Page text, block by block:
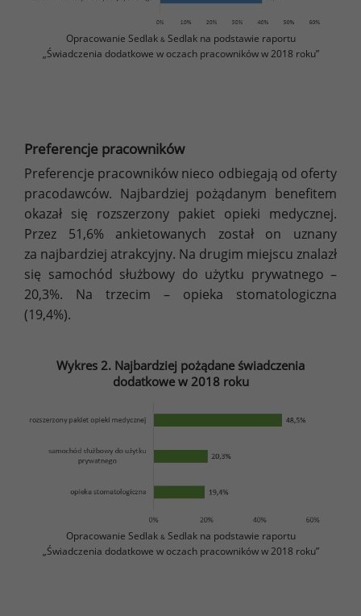
Opracowanie Sedlak &Sedlak na podstawie raportu
„Świadczenia dodatkowe w oczach pracowników w 2018 roku”
Preferencje pracowników
Preferencje pracowników nieco odbiegają od oferty
pracodawców. Najbardziej pożądanym benefitem
okazał się rozszerzony pakiet opieki medycznej.
Przez 51,6% ankietowanych został on uznany
za najbardziej atrakcyjny. Na drugim miejscu znalazł
się samochód służbowy do użytku prywatnego –
20,3%. Na trzecim – opieka stomatologiczna
(19,4%).
Wykres 2. Najbardziej pożądane świadczenia
dodatkowe w 2018 roku
Opracowanie Sedlak &Sedlak na podstawie raportu
„Świadczenia dodatkowe w oczach pracowników w 2018 roku”